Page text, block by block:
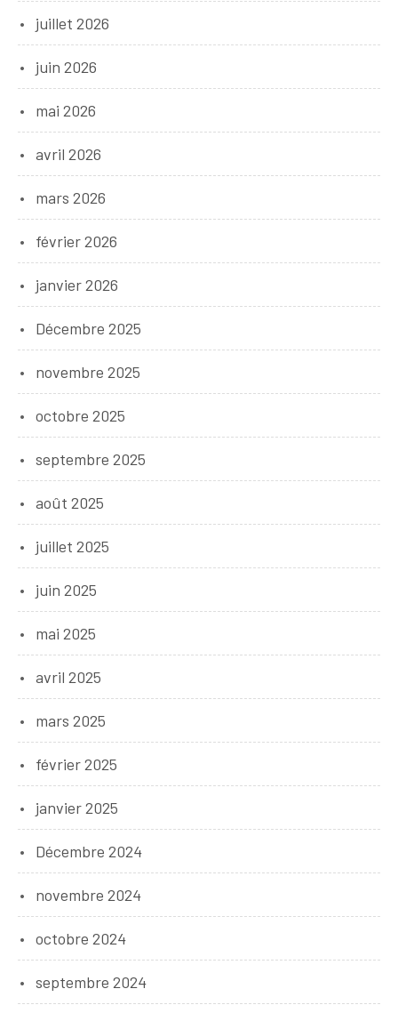
juillet 2026
juin 2026
mai 2026
avril 2026
mars 2026
février 2026
janvier 2026
Décembre 2025
novembre 2025
octobre 2025
septembre 2025
août 2025
juillet 2025
juin 2025
mai 2025
avril 2025
mars 2025
février 2025
janvier 2025
Décembre 2024
novembre 2024
octobre 2024
septembre 2024